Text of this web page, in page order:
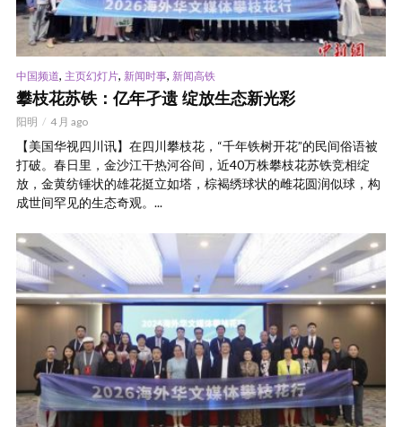
中国频道, 主页幻灯片, 新闻时事, 新闻高铁
攀枝花苏铁：亿年孑遗 绽放生态新光彩
阳明 4 月 ago
【美国华视四川讯】在四川攀枝花，“千年铁树开花”的民间俗语被
打破。春日里，金沙江干热河谷间，近40万株攀枝花苏铁竞相绽
放，金黄纺锤状的雄花挺立如塔，棕褐绣球状的雌花圆润似球，构
成世间罕见的生态奇观。...